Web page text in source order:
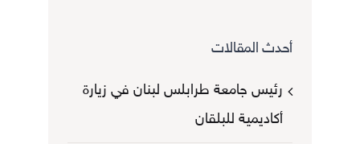
أحدث المقالات
رئيس جامعة طرابلس لبنان في زيارة
أكاديمية للبلقان